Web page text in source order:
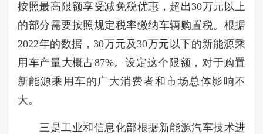
按照最高限额享受减免税优惠，超出30万元以上
的部分需要按照规定税率缴纳车辆购置税。根据
2022年的数据，30万元及30万元以下的新能源乘
用车产量大概占87%。设定这个限额，对于购置
新能源乘用车的广大消费者和市场总体影响不
大。
三是工业和信息化部根据新能源汽车技术进